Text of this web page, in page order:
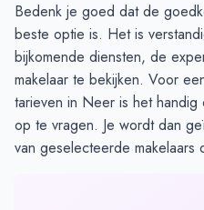
Bedenk je goed dat de
beste optie is. Het is
bijkomende diensten, de
makelaar te bekijken. Voor
tarieven in Neer is het handig
op te vragen. Je wordt dan
van geselecteerde